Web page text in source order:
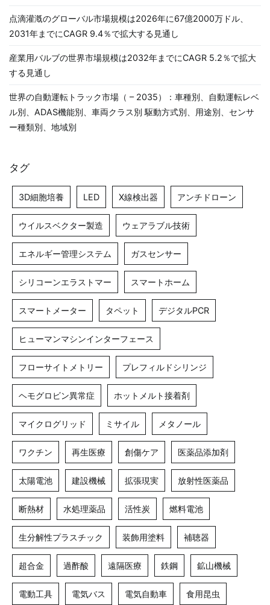
点滴灌漑のグローバル市場規模は2026年に67億2000万ドル、
2031年までにCAGR 9.4％で拡大する見通し
産業用バルブの世界市場規模は2032年までにCAGR 5.2％で拡大
する見通し
世界の自動運転トラック市場（ – 2035）：車種別、自動運転レベ
ル別、ADAS機能別、車両クラス別 駆動方式別、用途別、センサ
ー種類別、地域別
タグ
3D細胞培養 LED X線検出器 アンチドローン
ウイルスベクター製造 ウェアラブル技術
エネルギー管理システム ガスセンサー
シリコーンエラストマー スマートホーム
スマートメーター タペット デジタルPCR
ヒューマンマシンインターフェース
フローサイトメトリー プレフィルドシリンジ
ヘモグロビン異常症 ホットメルト接着剤
マイクログリッド ミサイル メタノール
ワクチン 再生医療 創傷ケア 医薬品添加剤
太陽電池 建設機械 拡張現実 放射性医薬品
断熱材 水処理薬品 活性炭 燃料電池
生分解性プラスチック 装飾用塗料 補聴器
超合金 過酢酸 遠隔医療 鉄鋼 鉱山機械
電動工具 電気バス 電気自動車 食用昆虫